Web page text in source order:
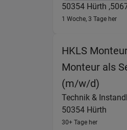
50354 Hürth ,
1 Woche, 3 Tage her
HKLS
Monteur als
(m/w/d)
Technik &
50354 Hürth
30+ Tage her